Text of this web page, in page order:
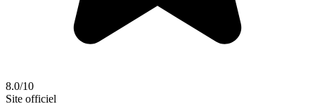
8.0/10
Site officiel